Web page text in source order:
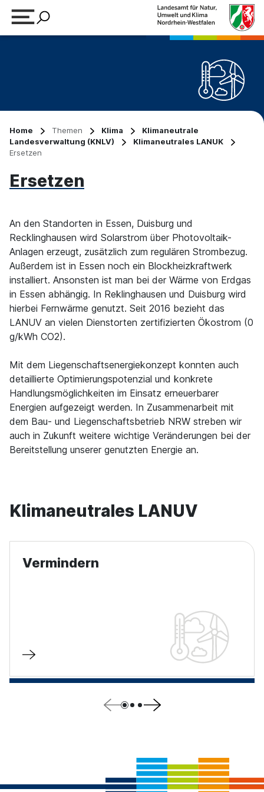
Home Themen Klima
Klimaneutrale
Landesverwaltung (KNLV)
Klimaneutrales LANUK
Ersetzen
Ersetzen
An den Standorten in Essen, Duisburg und
Recklinghausen wird Solarstrom über Photovoltaik-
Anlagen erzeugt, zusätzlich zum regulären Strombezug.
Außerdem ist in Essen noch ein Blockheizkraftwerk
installiert. Ansonsten ist man bei der Wärme von Erdgas
in Essen abhängig. In Reklinghausen und Duisburg wird
hierbei Fernwärme genutzt. Seit 2016 bezieht das
LANUV an vielen Dienstorten zertifizierten Ökostrom (0
g/kWh CO2).
Mit dem Liegenschaftsenergiekonzept konnten auch
detaillierte Optimierungspotenzial und konkrete
Handlungsmöglichkeiten im Einsatz erneuerbarer
Energien aufgezeigt werden. In Zusammenarbeit mit
dem Bau- und Liegenschaftsbetrieb NRW streben wir
auch in Zukunft weitere wichtige Veränderungen bei der
Bereitstellung unserer genutzten Energie an.
Klimaneutrales LANUV
Vermindern